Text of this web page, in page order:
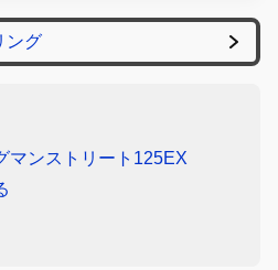
ング
マンストリート125EX